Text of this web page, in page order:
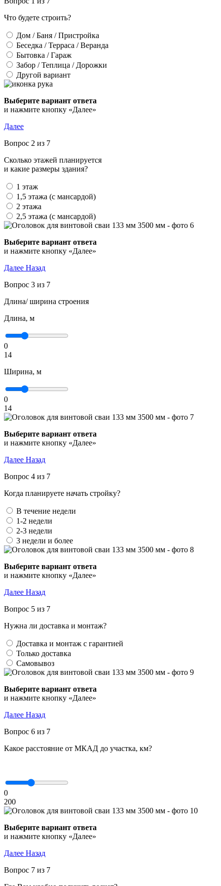
Что будете строить?
Дом / Баня / Пристройка
Беседка / Терраса / Веранда
Бытовка / Гараж
Забор / Теплица / Дорожки
Другой вариант
Выберите вариант ответа
и нажмите кнопку «Далее»
Далее
Вопрос 2 из 7
Сколько этажей планируется
и какие размеры здания?
1 этаж
1,5 этажа (с мансардой)
2 этажа
2,5 этажа (с мансардой)
Выберите вариант ответа
и нажмите кнопку «Далее»
Далее Назад
Вопрос 3 из 7
Длина/ ширина строения
Длина, м
0
14
Ширина, м
0
14
Выберите вариант ответа
и нажмите кнопку «Далее»
Далее Назад
Вопрос 4 из 7
Когда планируете начать стройку?
В течение недели
1-2 недели
2-3 недели
3 недели и более
Выберите вариант ответа
и нажмите кнопку «Далее»
Далее Назад
Вопрос 5 из 7
Нужна ли доставка и монтаж?
Доставка и монтаж с гарантией
Только доставка
Самовывоз
Выберите вариант ответа
и нажмите кнопку «Далее»
Далее Назад
Вопрос 6 из 7
Какое расстояние от МКАД до участка, км?
0
200
Выберите вариант ответа
и нажмите кнопку «Далее»
Далее Назад
Вопрос 7 из 7